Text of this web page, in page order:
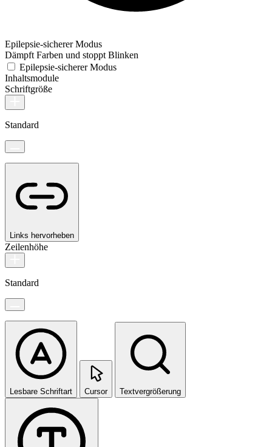
Epilepsie-sicherer Modus
Dämpft Farben und stoppt Blinken
Epilepsie-sicherer Modus
Inhaltsmodule
Schriftgröße
Standard
Links hervorheben
Zeilenhöhe
Standard
Lesbare Schriftart Cursor Textvergrößerung